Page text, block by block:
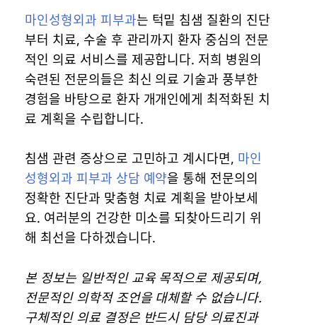
마인성형외과 피부과는 턱밑 침샘 질환의 진단
부터 치료, 수술 후 관리까지 환자 중심의 전문
적인 의료 서비스를 제공합니다. 저희 병원의
숙련된 전문의들은 최신 의료 기술과 풍부한
경험을 바탕으로 환자 개개인에게 최적화된 치
료 계획을 수립합니다.
침샘 관련 증상으로 고민하고 계시다면, 마인
성형외과 피부과 상담 예약을 통해 전문의의
정확한 진단과 맞춤형 치료 계획을 받아보세
요. 여러분의 건강한 미소를 되찾아드리기 위
해 최선을 다하겠습니다.
본 정보는 일반적인 교육 목적으로 제공되며,
전문적인 의학적 조언을 대체할 수 없습니다.
구체적인 의료 결정은 반드시 담당 의료진과